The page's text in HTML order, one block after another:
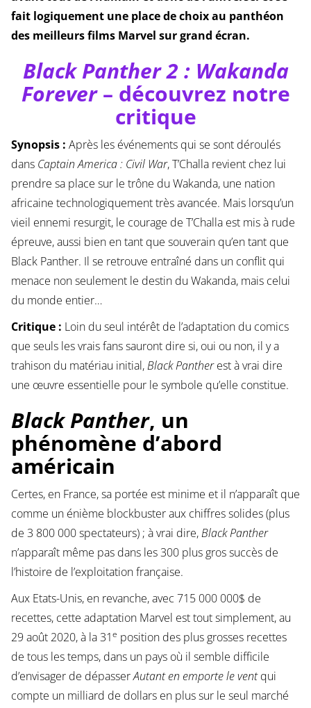
fait logiquement une place de choix au panthéon
des meilleurs films Marvel sur grand écran.
Black Panther 2 : Wakanda
Forever– découvrez notre
critique
Synopsis : Après les événements qui se sont déroulés
dans Captain America : Civil War, T’Challa revient chez lui
prendre sa place sur le trône du Wakanda, une nation
africaine technologiquement très avancée. Mais lorsqu’un
vieil ennemi resurgit, le courage de T’Challa est mis à rude
épreuve, aussi bien en tant que souverain qu’en tant que
Black Panther. Il se retrouve entraîné dans un conflit qui
menace non seulement le destin du Wakanda, mais celui
du monde entier…
Critique : Loin du seul intérêt de l’adaptation du comics
que seuls les vrais fans sauront dire si, oui ou non, il y a
trahison du matériau initial,Black Pantherest à vrai dire
une œuvre essentielle pour le symbole qu’elle constitue.
Black Panther, un
phénomène d’abord
américain
Certes, en France, sa portée est minime et il n’apparaît que
comme un énième blockbuster aux chiffres solides (plus
de 3 800 000 spectateurs) ; à vrai dire,Black Panther
n’apparaît même pas dans les 300 plus gros succès de
l’histoire de l’exploitation française.
Aux Etats-Unis, en revanche, avec 715 000 000$ de
recettes, cette adaptation Marvel est tout simplement, au
29 août 2020, à la 31e position des plus grosses recettes
de tous les temps, dans un pays où il semble difficile
d’envisager de dépasserAutant en emporte le ventqui
compte un milliard de dollars en plus sur le seul marché